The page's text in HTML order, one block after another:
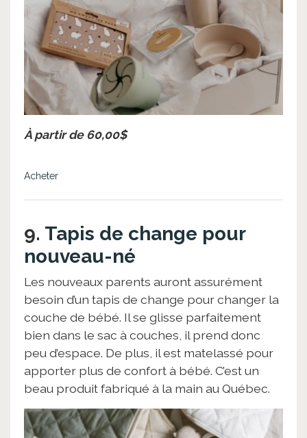
À partir de 60,00$
Acheter
9. Tapis de change pour
nouveau-né
Les nouveaux parents auront assurément
besoin d’un tapis de change pour changer la
couche de bébé. Il se glisse parfaitement
bien dans le sac à couches, il prend donc
peu d’espace. De plus, il est matelassé pour
apporter plus de confort à bébé. C’est un
beau produit fabriqué à la main au Québec.